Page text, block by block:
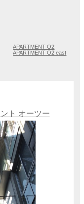
APARTMENT O2
APARTMENT O2 east
ト オーツー